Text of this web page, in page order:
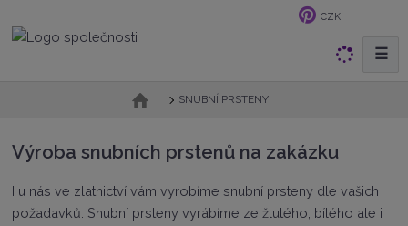
CZK
d
☰
d
í
s
SNUBNÍ PRSTENY
Výroba snubních prstenů na zakázku
I u nás ve zlatnictví vám vyrobíme snubní prsteny dle vašich
požadavků. Snubní prsteny vyrábíme ze žlutého, bílého ale i